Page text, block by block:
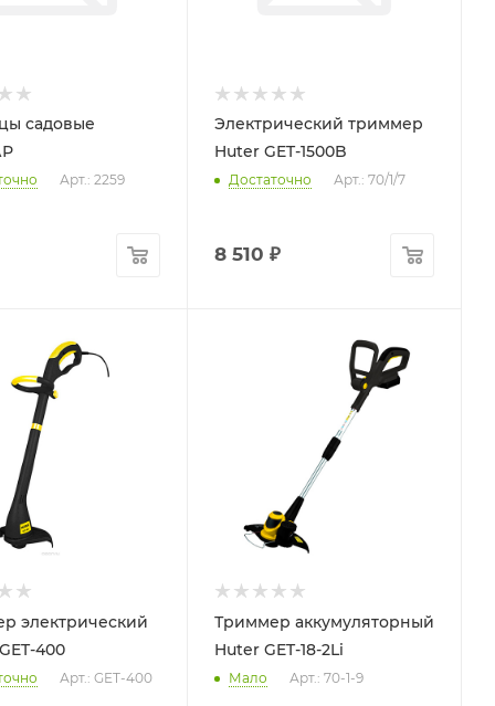
садовые
Арт.: 2259
Электрический триммер
Huter GET-1500B
Достаточно Арт.: 70/1/7
8 510 ₽
электрический
400
Арт.: GET-400
Триммер аккумуляторный
Huter GET-18-2Li
Мало Арт.: 70-1-9